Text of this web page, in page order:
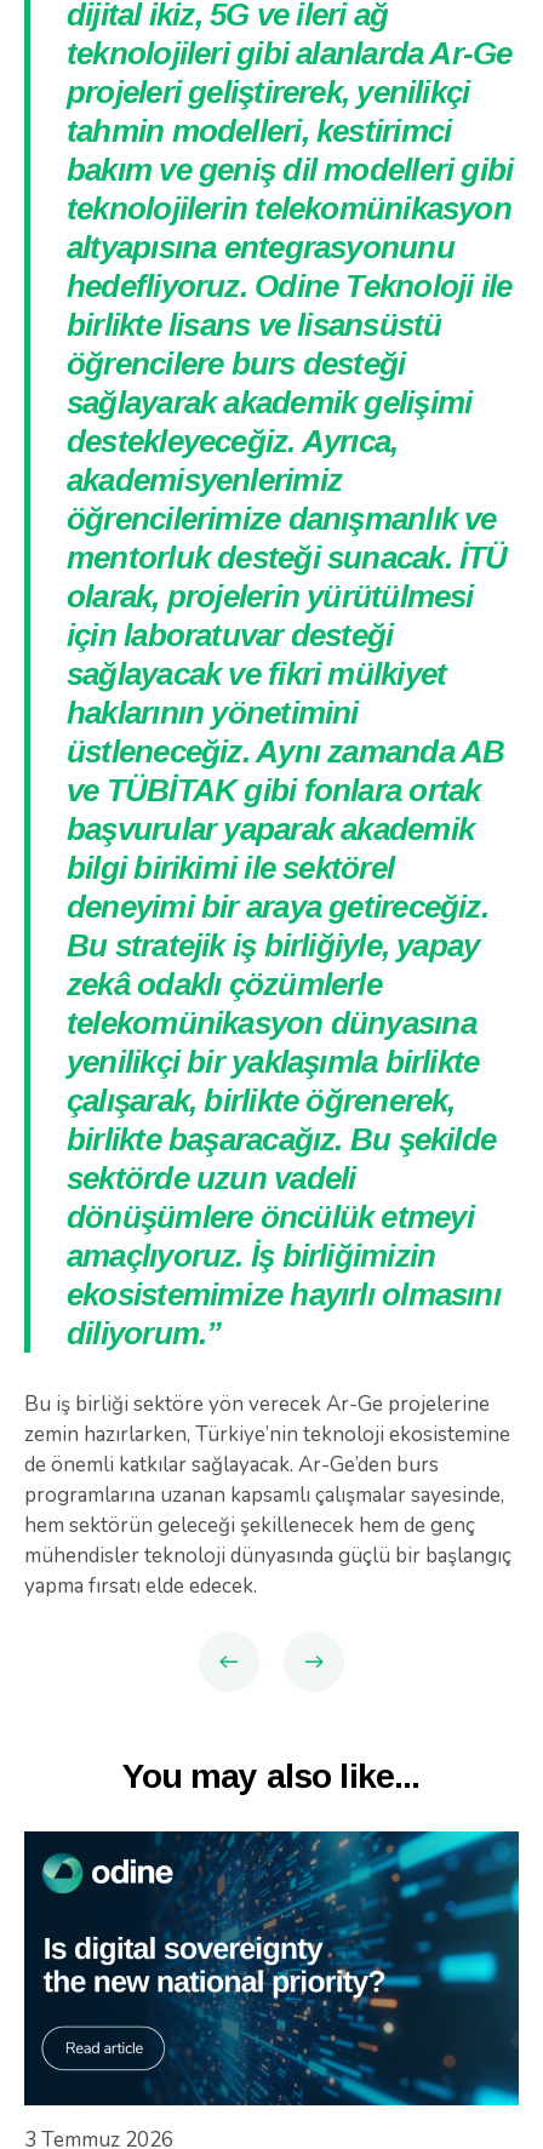
dijital ikiz, 5G ve ileri ağ
teknolojileri gibi alanlarda Ar-Ge
projeleri geliştirerek, yenilikçi
tahmin modelleri, kestirimci
bakım ve geniş dil modelleri gibi
teknolojilerin telekomünikasyon
altyapısına entegrasyonunu
hedefliyoruz. Odine Teknoloji ile
birlikte lisans ve lisansüstü
öğrencilere burs desteği
sağlayarak akademik gelişimi
destekleyeceğiz. Ayrıca,
akademisyenlerimiz
öğrencilerimize danışmanlık ve
mentorluk desteği sunacak. İTÜ
olarak, projelerin yürütülmesi
için laboratuvar desteği
sağlayacak ve fikri mülkiyet
haklarının yönetimini
üstleneceğiz. Aynı zamanda AB
ve TÜBİTAK gibi fonlara ortak
başvurular yaparak akademik
bilgi birikimi ile sektörel
deneyimi bir araya getireceğiz.
Bu stratejik iş birliğiyle, yapay
zekâ odaklı çözümlerle
telekomünikasyon dünyasına
yenilikçi bir yaklaşımla birlikte
çalışarak, birlikte öğrenerek,
birlikte başaracağız. Bu şekilde
sektörde uzun vadeli
dönüşümlere öncülük etmeyi
amaçlıyoruz. İş birliğimizin
ekosistemimize hayırlı olmasını
diliyorum.”
Bu iş birliği sektöre yön verecek Ar-Ge projelerine
zemin hazırlarken, Türkiye’nin teknoloji ekosistemine
de önemli katkılar sağlayacak. Ar-Ge’den burs
programlarına uzanan kapsamlı çalışmalar sayesinde,
hem sektörün geleceği şekillenecek hem de genç
mühendisler teknoloji dünyasında güçlü bir başlangıç
yapma fırsatı elde edecek.
You may also like...
3 Temmuz 2026